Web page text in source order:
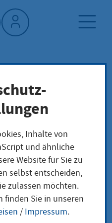
Finder
wahrnehmen
Drogen, Alkohol,
Inhalte von
und ähnliche
Website für Sie zu
selbst entscheiden,
zulassen möchten.
finden Sie in unseren
/ Impressum.